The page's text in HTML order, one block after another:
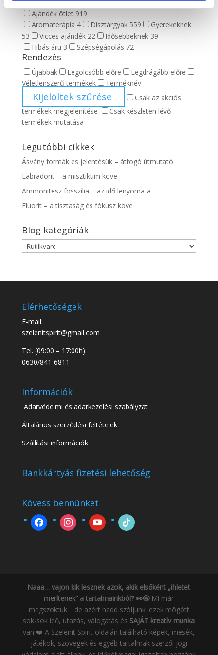
Ásvány lámpa17 Ásvány tál40 Mécsestartó4
Ajándék ötlet 919
Aromaterápia 4 Dísztárgyak 559
Gyerekeknek
53
Vicces ajándék 22 Idősebbeknek 39
Hibás áru 3 Szépségápolás 72
Rendezés
Újabbak Legolcsóbb előre
Legdrágább előre
Véletlenszerű termékek
Terméknév
Kijelöltek szűrése
Csak az akciós
termékek megjelenítése
Csak készleten lévő
termékek mutatása
Legutóbbi cikkek
Ásvány formák és jelentésük – átfogó útmutató
Labradorit – a misztikum köve
Ammonitesz fosszília – az idő lenyomata
Fluorit – a tisztaság és fókusz köve
Blog kategóriák
Blog
kategóriák
Elérhetőségek
E-mail:
szelenitspirit@gmail.com
Tel. (09:00 – 17:00h):
0630/841-6811
Információk
Adatvédelmi és adatkezelési szabályzat
Általános szerződési feltételek
Szállítási információk
Bankkártyás fizetési lehetőség
Kövess bennünket
facebook instagramyoutube tiktok
Naaa… vajon kik lesznek azok, akik elsőként „ihletet
merítenek” a tartalmainkból? 👀😄Mi már
megszoktuk… de azért hadd szóljunk: ezek mögött
sok-sok idő, utazás, válogatás és SAJÁT kreatív munka
van ❤️ A Szelenit Spirit oldalán található képek, mesék,
játékok, szövegek és egyéb tartalmak szerzői jogi